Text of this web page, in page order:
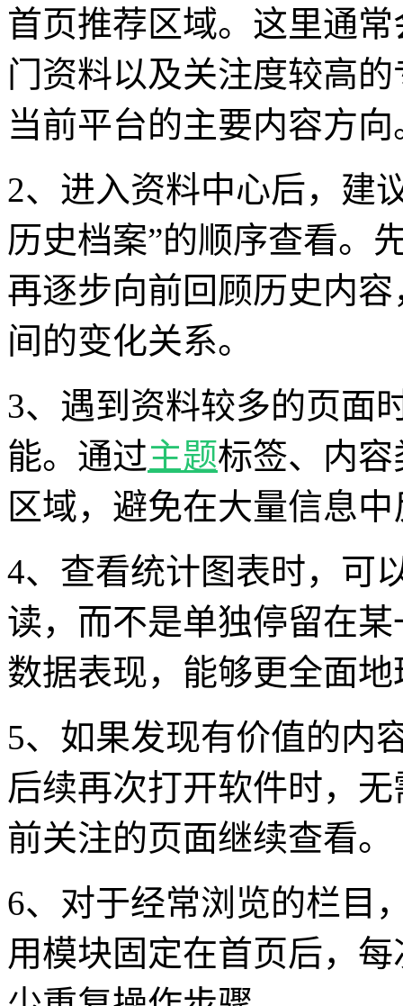
首页推荐区域。这里通
门资料以及关注度较高
当前平台的主要内容方向
2、进入资料中心后，
历史档案”的顺序查看。
再逐步向前回顾历史内
间的变化关系。
3、遇到资料较多的页面
能。通过主题标签、内
区域，避免在大量信息
4、查看统计图表时，可
读，而不是单独停留在
数据表现，能够更全面
5、如果发现有价值的内
后续再次打开软件时，
前关注的页面继续查看。
6、对于经常浏览的栏目
用模块固定在首页后，